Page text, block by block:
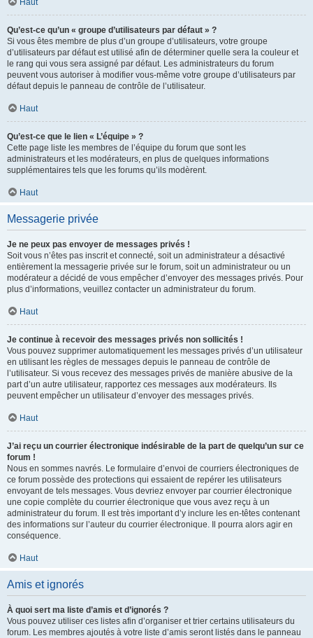
Haut
Qu’est-ce qu’un « groupe d’utilisateurs par défaut » ?
Si vous êtes membre de plus d’un groupe d’utilisateurs, votre groupe
d’utilisateurs par défaut est utilisé afin de déterminer quelle sera la couleur et
le rang qui vous sera assigné par défaut. Les administrateurs du forum
peuvent vous autoriser à modifier vous-même votre groupe d’utilisateurs par
défaut depuis le panneau de contrôle de l’utilisateur.
Haut
Qu’est-ce que le lien « L’équipe » ?
Cette page liste les membres de l’équipe du forum que sont les
administrateurs et les modérateurs, en plus de quelques informations
supplémentaires tels que les forums qu’ils modèrent.
Haut
Messagerie privée
Je ne peux pas envoyer de messages privés !
Soit vous n’êtes pas inscrit et connecté, soit un administrateur a désactivé
entièrement la messagerie privée sur le forum, soit un administrateur ou un
modérateur a décidé de vous empêcher d’envoyer des messages privés. Pour
plus d’informations, veuillez contacter un administrateur du forum.
Haut
Je continue à recevoir des messages privés non sollicités !
Vous pouvez supprimer automatiquement les messages privés d’un utilisateur
en utilisant les règles de messages depuis le panneau de contrôle de
l’utilisateur. Si vous recevez des messages privés de manière abusive de la
part d’un autre utilisateur, rapportez ces messages aux modérateurs. Ils
peuvent empêcher un utilisateur d’envoyer des messages privés.
Haut
J’ai reçu un courrier électronique indésirable de la part de quelqu’un sur ce
forum !
Nous en sommes navrés. Le formulaire d’envoi de courriers électroniques de
ce forum possède des protections qui essaient de repérer les utilisateurs
envoyant de tels messages. Vous devriez envoyer par courrier électronique
une copie complète du courrier électronique que vous avez reçu à un
administrateur du forum. Il est très important d’y inclure les en-têtes contenant
des informations sur l’auteur du courrier électronique. Il pourra alors agir en
conséquence.
Haut
Amis et ignorés
À quoi sert ma liste d’amis et d’ignorés ?
Vous pouvez utiliser ces listes afin d’organiser et trier certains utilisateurs du
forum. Les membres ajoutés à votre liste d’amis seront listés dans le panneau